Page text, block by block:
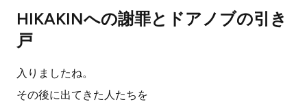
HIKAKINへの謝罪とドアノブの引き
戸
入りましたね。
その後に出てきた人たちを